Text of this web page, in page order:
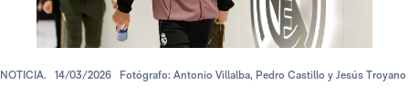
NOTICIA. 14/03/2026 Fotógrafo: Antonio Villalba, Pedro Castillo y Jesús Troyano